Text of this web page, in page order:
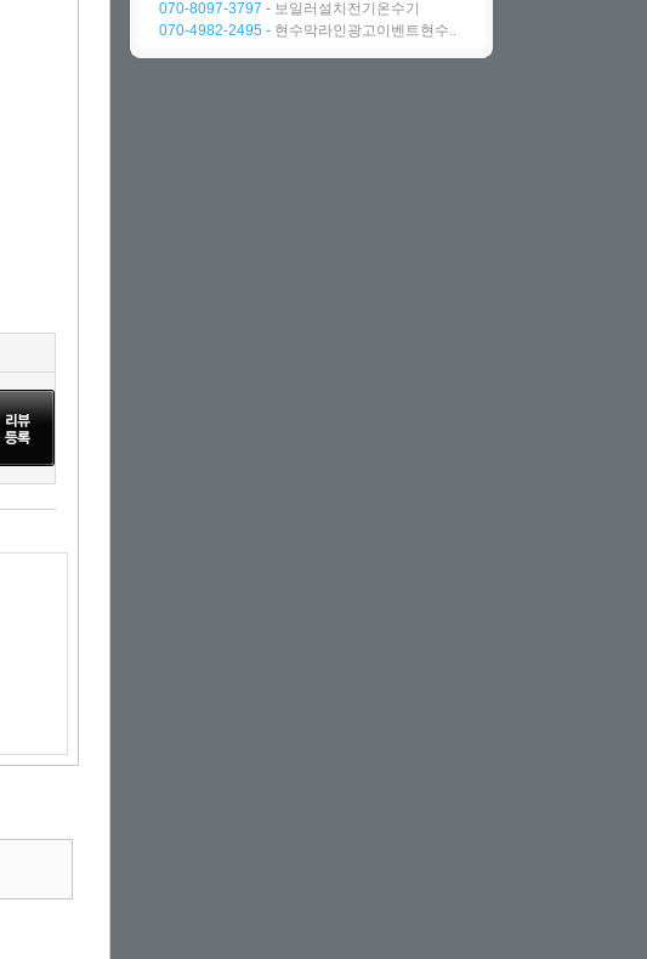
070-8097-3797 - 보일러설치전기온수기
070-4982-2495 - 현수막라인광고이벤트현수..